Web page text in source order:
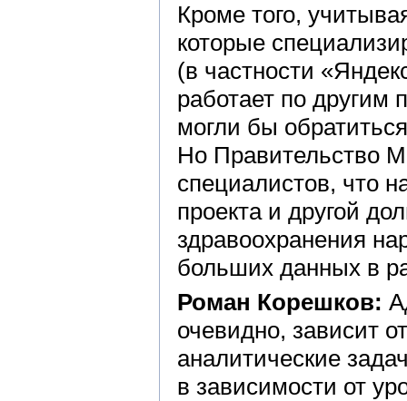
Кроме того,
которые
(в частности
работает по другим
могли бы
Но Правительство
специалистов, что
проекта и другой
здравоохранения
больших данных в
Роман Корешков:
очевидно, зависит
аналитические
в зависимости от